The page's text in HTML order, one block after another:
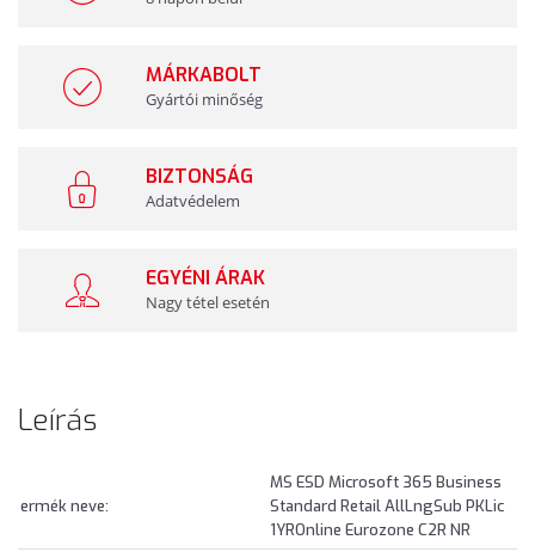
MÁRKABOLT
Gyártói minőség
BIZTONSÁG
Adatvédelem
EGYÉNI ÁRAK
Nagy tétel esetén
Leírás
ermék neve:
MS ESD Microsoft 365 Business
Standard Retail AllLngSub PKLic
1YROnline Eurozone C2R NR